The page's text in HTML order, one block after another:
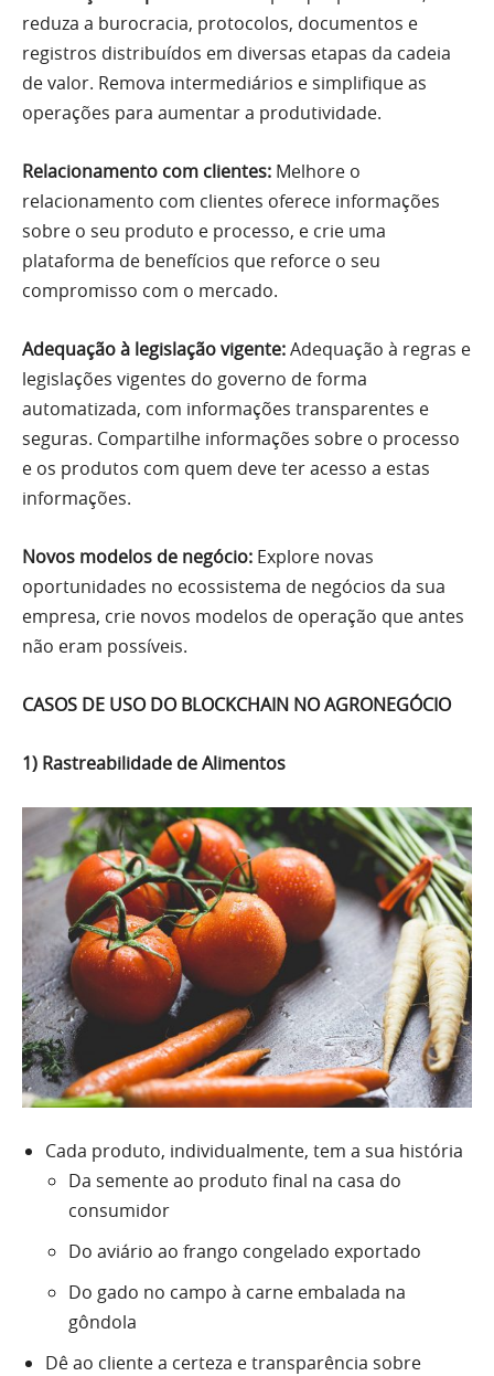
reduza a burocracia, protocolos, documentos e
registros distribuídos em diversas etapas da cadeia
de valor. Remova intermediários e simplifique as
operações para aumentar a produtividade.
Relacionamento com clientes: Melhore o
relacionamento com clientes oferece informações
sobre o seu produto e processo, e crie uma
plataforma de benefícios que reforce o seu
compromisso com o mercado.
Adequação à legislação vigente:Adequação à regras e
legislações vigentes do governo de forma
automatizada, com informações transparentes e
seguras. Compartilhe informações sobre o processo
e os produtos com quem deve ter acesso a estas
informações.
Novos modelos de negócio: Explore novas
oportunidades no ecossistema de negócios da sua
empresa, crie novos modelos de operação que antes
não eram possíveis.
CASOS DE USO DO BLOCKCHAIN NO AGRONEGÓCIO
1) Rastreabilidade de Alimentos
Cada produto, individualmente, tem a sua história
Da semente ao produto final na casa do
consumidor
Do aviário ao frango congelado exportado
Do gado no campo à carne embalada na
gôndola
Dê ao cliente a certeza e transparência sobre